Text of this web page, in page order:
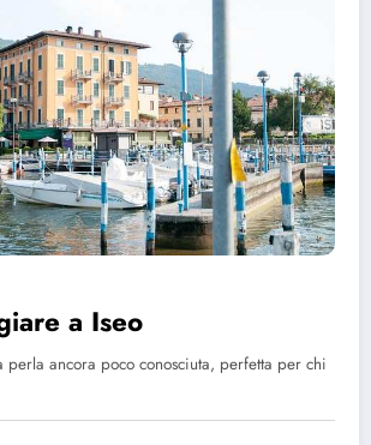
a Iseo
perla ancora poco conosciuta, perfetta per chi